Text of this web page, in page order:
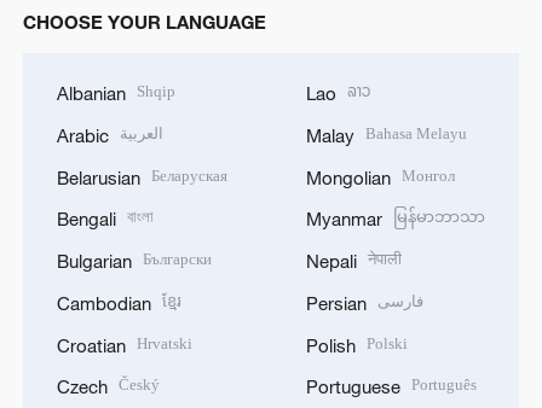
CHOOSE YOUR LANGUAGE
Albanian Shqip
Arabic العربية
Belarusian Беларуская
Bengali বাংলা
Bulgarian Български
Cambodian ខ្មែរ
Croatian Hrvatski
Czech Český
Lao ລາວ
Malay Bahasa Melayu
Mongolian Монгол
Myanmar မြန်မာဘာသာ
Nepali नेपाली
Persian فارسی
Polish Polski
Portuguese Português